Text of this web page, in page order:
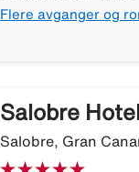
Flere avganger og
Salobre
Salobre, Gran